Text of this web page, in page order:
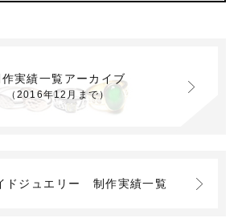
作実績一覧アーカイブ
（2016年12月まで）
ドジュエリー 制作実績一覧